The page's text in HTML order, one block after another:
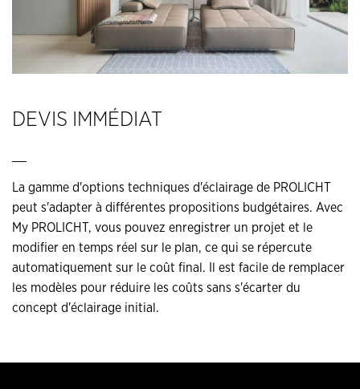
DEVIS IMMÉDIAT
La gamme d'options techniques d'éclairage de PROLICHT
peut s'adapter à différentes propositions budgétaires. Avec
My PROLICHT, vous pouvez enregistrer un projet et le
modifier en temps réel sur le plan, ce qui se répercute
automatiquement sur le coût final. Il est facile de remplacer
les modèles pour réduire les coûts sans s'écarter du
concept d'éclairage initial.